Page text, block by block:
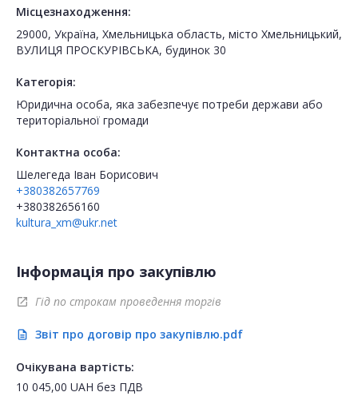
Місцезнаходження:
29000, Україна, Хмельницька область, місто Хмельницький,
ВУЛИЦЯ ПРОСКУРІВСЬКА, будинок 30
Категорія:
Юридична особа, яка забезпечує потреби держави або
територіальної громади
Контактна особа:
Шелегеда Іван Борисович
+380382657769
+380382656160
kultura_xm@ukr.net
Інформація про закупівлю
open_in_new Гід по строкам проведення торгів
description Звіт про договір про закупівлю.pdf
Очікувана вартість:
10 045,00 UAH без ПДВ